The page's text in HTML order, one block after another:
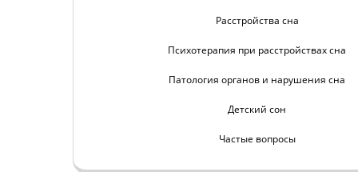
Расстройства сна
Психотерапия при расстройствах сна
Патология органов и нарушения сна
Детский сон
Частые вопросы